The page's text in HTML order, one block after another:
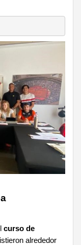
curso de
alrededor